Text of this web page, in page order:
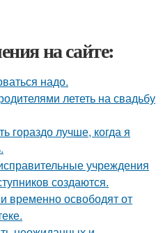
на сайте:
надо.
лететь на свадьбу
гораздо лучше, когда я
учреждения
создаются.
временно освободят от